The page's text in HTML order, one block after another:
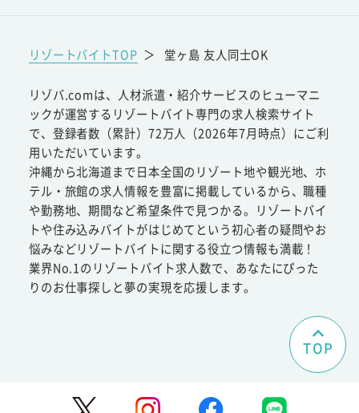
リゾートバイトTOP ＞ 堂ヶ島 友人同士OK
リゾバ.comは、人材派遣・紹介サービスのヒューマニ
ックが運営するリゾートバイト専門の求人検索サイト
で、登録者数（累計）72万人（2026年7月時点）にご利
用いただいています。
沖縄から北海道まで日本全国のリゾート地や観光地、ホ
テル・旅館の求人情報を豊富に掲載しているから、職種
や勤務地、期間など希望条件で見つかる。リゾートバイ
トや住み込みバイトがはじめてという初心者の疑問やお
悩みなどリゾートバイトに関する役立つ情報も満載！
業界No.1のリゾートバイト求人数で、あなたにぴった
りのお仕事探しと夢の実現を応援します。
TOP